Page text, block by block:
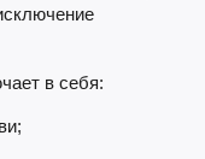
в себя: